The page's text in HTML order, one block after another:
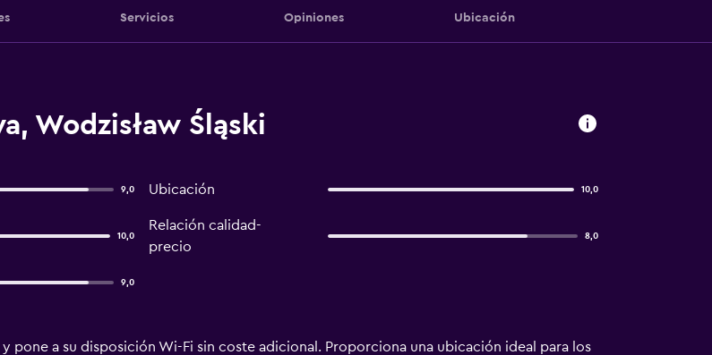
Servicios Opiniones Ubicación
Wodzisław Śląski
9,0 Ubicación 10,0
10,0
Relación calidad-
precio
8,0
9,0
pone a su disposición Wi-Fi sin coste adicional. Proporciona una ubicación ideal para los